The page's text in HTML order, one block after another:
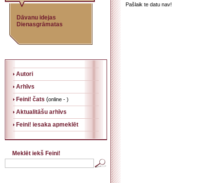
Dāvanu idejas
Dienasgrāmatas
Autori
Arhīvs
Feini! čats (online - )
Aktualitāšu arhīvs
Feini! iesaka apmeklēt
Meklēt iekš Feini!
Pašlaik te datu nav!